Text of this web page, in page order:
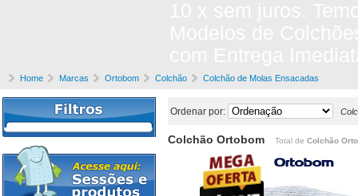
Home Marcas Ortobom Colchão Colchão de Molas Ensacadas
Ordenar por:
Colchão Ortobom Total de Colchão